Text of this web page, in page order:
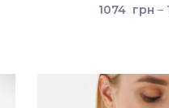
1074 грн –